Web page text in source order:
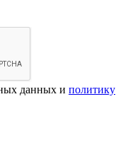
данных и политику